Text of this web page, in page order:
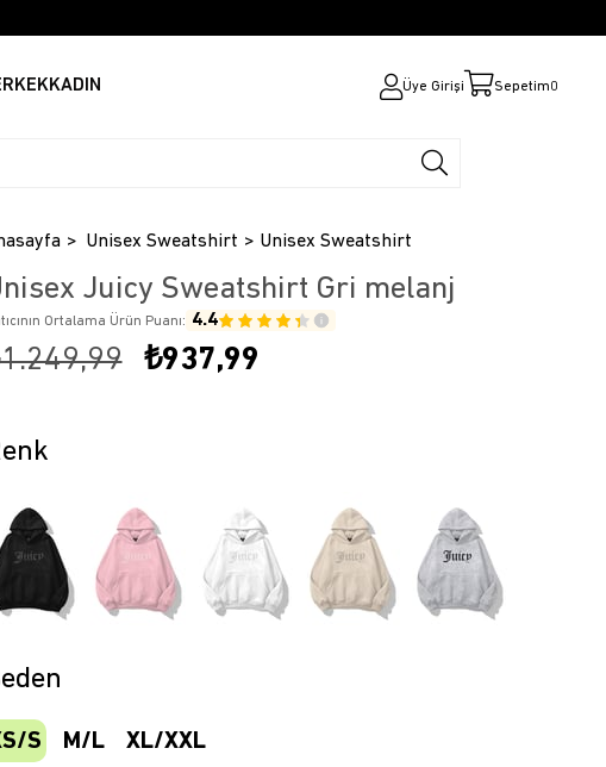
KADIN Üye Girişi Sepetim0
Unisex Sweatshirt Unisex Sweatshirt
Juicy Sweatshirt Gri melanj
Ortalama Ürün Puanı: 4.4
₺937,99
S M/L XL/XXL